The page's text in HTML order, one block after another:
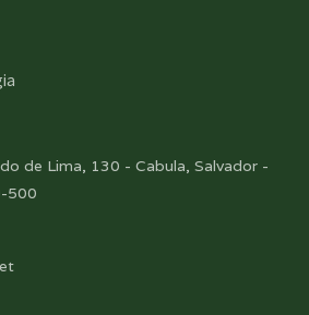
de Lima, 130 - Cabula, Salvador -
500